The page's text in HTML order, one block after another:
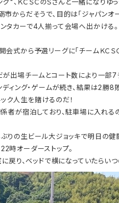
"、ＫＣＳＣのＳさんと一緒になり
からだそうで、目的は「ジャパン
タカーで4人揃って会場へ出かける。
開会式から予選リーグに「チームＫＣ
出場チームとコート数により一部7
ィング・ゲームが続き、結果は2勝
ク人生を賭けるのだ！
者が宿泊しており、駐車場に入れる
りの生ビール大ジョッキで明日の
時オーダーストップ。
り、ベッドで横になっていたらいつ